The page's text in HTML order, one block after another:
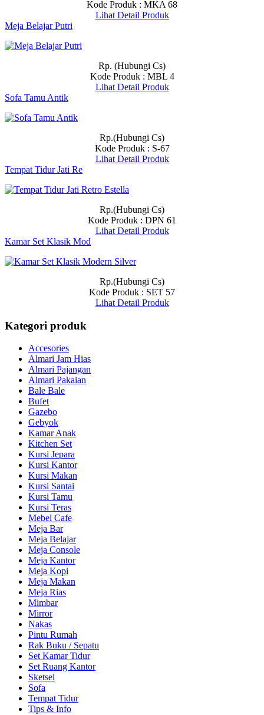
Kode Produk : MKA 68
Lihat Detail Produk
Meja Belajar Putri
Rp. (Hubungi Cs)
Kode Produk : MBL 4
Lihat Detail Produk
Sofa Tamu Antik
Rp.(Hubungi Cs)
Kode Produk : S-67
Lihat Detail Produk
Tempat Tidur Jati Re
Rp.(Hubungi Cs)
Kode Produk : DPN 61
Lihat Detail Produk
Kamar Set Klasik Mod
Rp.(Hubungi Cs)
Kode Produk : SET 57
Lihat Detail Produk
Kategori produk
Accesories
Almari Jam Hias
Almari Pajangan
Almari Pakaian
Bale Bale
Bufet
Gazebo
Gebyok
Kamar Anak
Kitchen Set
Kursi Jepara
Kursi Kantor
Kursi Makan
Kursi Santai
Kursi Tamu
Kursi Teras
Mebel Cafe
Meja Bar
Meja Belajar
Meja Console
Meja Kantor
Meja Kopi
Meja Makan
Meja Rias
Mimbar
Mirror
Nakas
Pintu Rumah
Rak Buku / Sepatu
Set Kamar Tidur
Set Ruang Kantor
Sketsel
Sofa
Tempat Tidur
Tips & Info